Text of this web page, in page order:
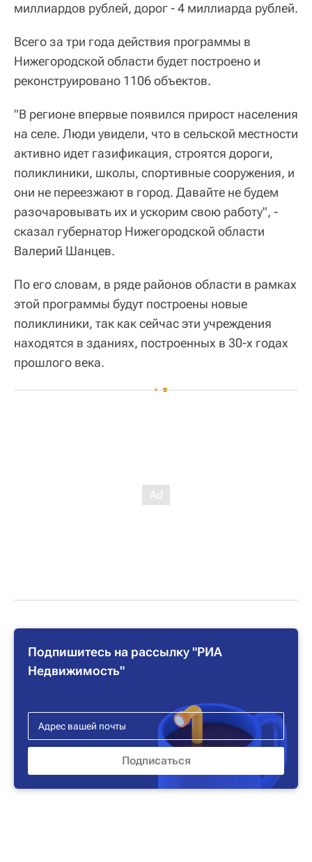
миллиардов рублей, дорог - 4 миллиарда рублей.
Всего за три года действия программы в
Нижегородской области будет построено и
реконструировано 1106 объектов.
"В регионе впервые появился прирост населения
на селе. Люди увидели, что в сельской местности
активно идет газификация, строятся дороги,
поликлиники, школы, спортивные сооружения, и
они не переезжают в город. Давайте не будем
разочаровывать их и ускорим свою работу", -
сказал губернатор Нижегородской области
Валерий Шанцев.
По его словам, в ряде районов области в рамках
этой программы будут построены новые
поликлиники, так как сейчас эти учреждения
находятся в зданиях, построенных в 30-х годах
прошлого века.
Подпишитесь на рассылку "РИА
Недвижимость"